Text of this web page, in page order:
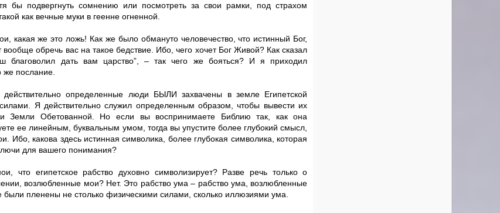
бы подвергнуть сомнению или посмотреть за свои рамки, под страхом
как вечные муки в геенне огненной.
какая же это ложь! Как же было обмануто человечество, что истинный Бог,
обречь вас на такое бедствие. Ибо, чего хочет Бог Живой? Как сказал
благоволил дать вам царство”, – так чего же бояться? И я приходил
же послание.
определенные люди БЫЛИ захвачены в земле Египетской
Я действительно служил определенным образом, чтобы вывести их
Земли Обетованной. Но если вы воспринимаете Библию так, как она
ее линейным, буквальным умом, тогда вы упустите более глубокий смысл,
Ибо, какова здесь истинная символика, более глубокая символика, которая
для вашего понимания?
что египетское рабство духовно символизирует? Разве речь только о
возлюбленные мои? Нет. Это рабство ума – рабство ума, возлюбленные
были пленены не столько физическими силами, сколько иллюзиями ума.